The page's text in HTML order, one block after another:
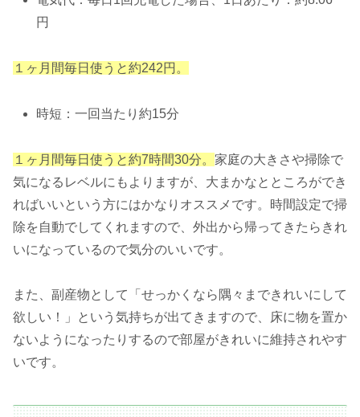
円
１ヶ月間毎日使うと約242円。
時短：一回当たり約15分
１ヶ月間毎日使うと約7時間30分。 家庭の大きさや掃除で
気になるレベルにもよりますが、大まかなとところができ
ればいいという方にはかなりオススメです。時間設定で掃
除を自動でしてくれますので、外出から帰ってきたらきれ
いになっているので気分のいいです。
また、副産物として「せっかくなら隅々まできれいにして
欲しい！」という気持ちが出てきますので、床に物を置か
ないようになったりするので部屋がきれいに維持されやす
いです。